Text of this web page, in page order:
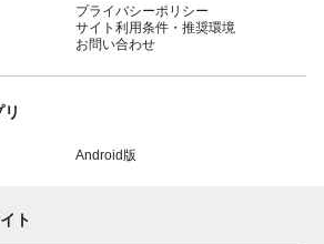
プライバシーポリシー
サイト利用条件・推奨環境
お問い合わせ
Android版
ト